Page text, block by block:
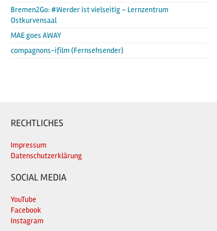
Bremen2Go: #Werder ist vielseitig – Lernzentrum
Ostkurvensaal
MAE goes AWAY
compagnons-ifilm (Fernsehsender)
RECHTLICHES
Impressum
Datenschutzerklärung
SOCIAL MEDIA
YouTube
Facebook
Instagram